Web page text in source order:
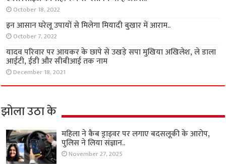
October 18, 2022
इन आसान घरेलू उपायों से मिलेगा मियादी बुखार में आराम..
October 7, 2022
यादव परिवार पर आयकर के छापे से उखड़े सपा मुखिया अखिलेश, ले डाला
आईटी, ईडी और सीबीआई तक नाम
December 18, 2021
झोला उठा के
महिला ने कैब ड्राइवर पर लगाए बदसलूकी के आरोप,
पुलिस ने लिया संज्ञान..
November 27, 2025